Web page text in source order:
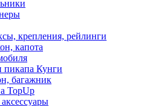
крепления, рейлинги
капота
Кунги
багажник
TopUp